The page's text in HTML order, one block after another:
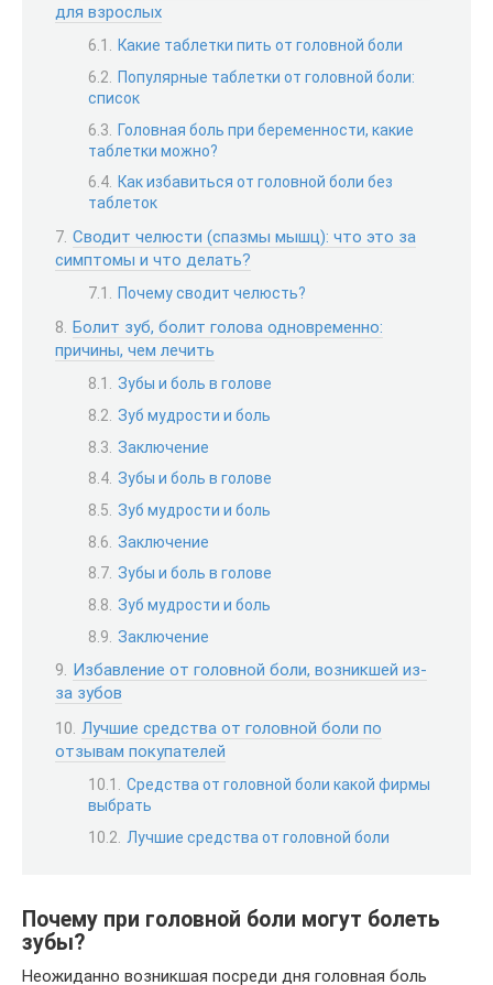
для взрослых
Какие таблетки пить от головной боли
Популярные таблетки от головной боли:
список
Головная боль при беременности, какие
таблетки можно?
Как избавиться от головной боли без
таблеток
Сводит челюсти (спазмы мышц): что это за
симптомы и что делать?
Почему сводит челюсть?
Болит зуб, болит голова одновременно:
причины, чем лечить
Зубы и боль в голове
Зуб мудрости и боль
Заключение
Зубы и боль в голове
Зуб мудрости и боль
Заключение
Зубы и боль в голове
Зуб мудрости и боль
Заключение
Избавление от головной боли, возникшей из-
за зубов
Лучшие средства от головной боли по
отзывам покупателей
Средства от головной боли какой фирмы
выбрать
Лучшие средства от головной боли
Почему при головной боли могут болеть
зубы?
Неожиданно возникшая посреди дня головная боль